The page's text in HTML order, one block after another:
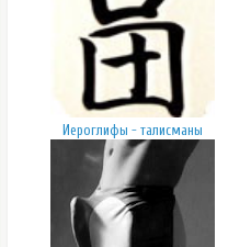
Иероглифы - талисманы